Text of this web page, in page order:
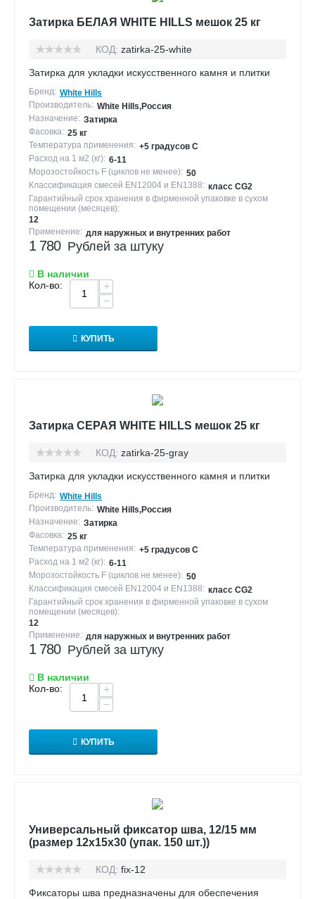
Норма упаковки в
(кв.м):
35,1
Размеры
(мм):
598х392х138
Толщина (см): 3-3,5
Затирка БЕЛАЯ WHITE HILLS мешок 25 кг
КОД: zatirka-25-white
Затирка для укладки искусственного камня и плитки
Бренд: White Hills
Производитель: White Hills,Россия
Назначение: Затирка
Фасовка: 25 кг
Температура применения: +5 градусов С
Расход на 1 м2 (кг): 6-11
Морозостойкость F (циклов не менее): 50
Классификация смесей EN12004 и EN1388: класс CG2
Гарантийный срок хранения в фирменной упаковке в сухом
помещении (месяцев):
12
Применение: для наружных и внутренних работ
1 780 Рублей за штуку
В наличии
Кол-во:
+
−
КУПИТЬ
Затирка СЕРАЯ WHITE HILLS мешок 25 кг
КОД: zatirka-25-gray
Затирка для укладки искусственного камня и плитки
Бренд: White Hills
Производитель: White Hills,Россия
Назначение: Затирка
Фасовка: 25 кг
Температура применения: +5 градусов С
Расход на 1 м2 (кг): 6-11
Морозостойкость F (циклов не менее): 50
Классификация смесей EN12004 и EN1388: класс CG2
Гарантийный срок хранения в фирменной упаковке в сухом
помещении (месяцев):
12
Применение: для наружных и внутренних работ
1 780 Рублей за штуку
В наличии
Кол-во:
+
−
КУПИТЬ
Универсальный фиксатор шва, 12/15 мм
(размер 12х15х30 (упак. 150 шт.))
КОД: fix-12
Фиксаторы шва предназначены для обеспечения